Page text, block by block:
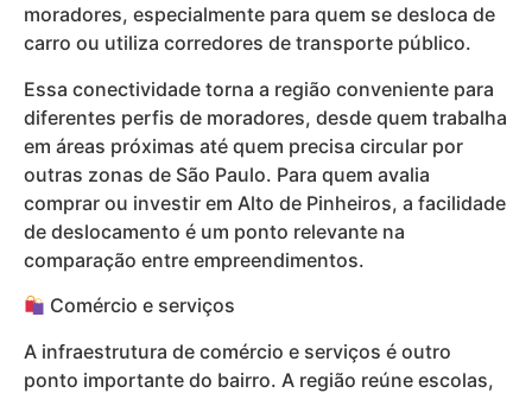
moradores, especialmente para quem se desloca de
carro ou utiliza corredores de transporte público.
Essa conectividade torna a região conveniente para
diferentes perfis de moradores, desde quem trabalha
em áreas próximas até quem precisa circular por
outras zonas de São Paulo. Para quem avalia
comprar ou investir em Alto de Pinheiros, a facilidade
de deslocamento é um ponto relevante na
comparação entre empreendimentos.
Comércio e serviços
A infraestrutura de comércio e serviços é outro
ponto importante do bairro. A região reúne escolas,